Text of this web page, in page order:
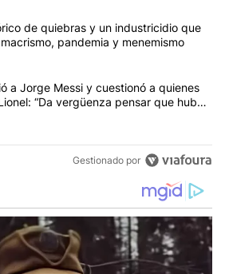
artículos con más comentarios en los
con el título "Récord histórico de
de quiebras y un industricidio que
pandemia y menemismo
con el título "Milei despidió a Jorge
a Jorge Messi y cuestionó a quienes
“Da vergüenza pensar que hubo
Gestionado por